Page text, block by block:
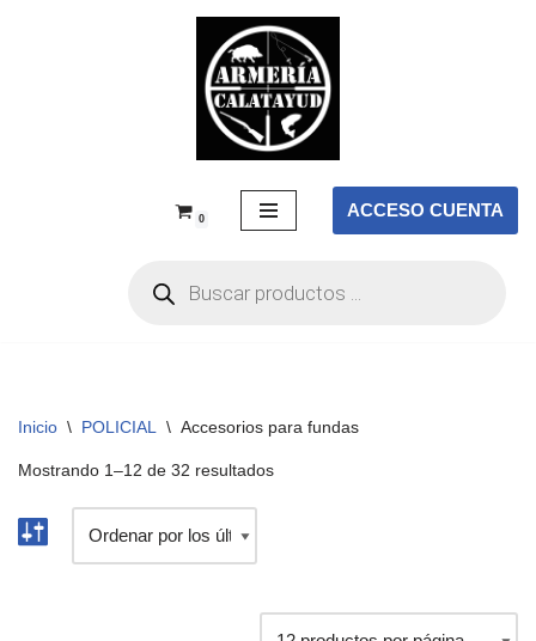
0 ACCESO CUENTA
Inicio \ POLICIAL \ Accesorios para fundas
Mostrando 1–12 de 32 resultados